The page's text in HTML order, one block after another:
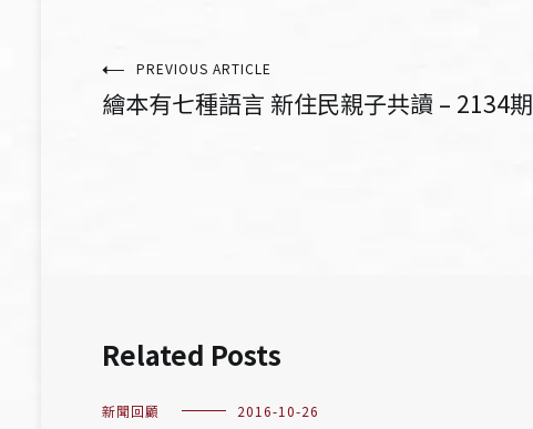
文PREVIOUS ARTICLE
繪本有七種語言 新住民親子共讀 – 2134期
Related Posts
新聞回顧 2016-10-26